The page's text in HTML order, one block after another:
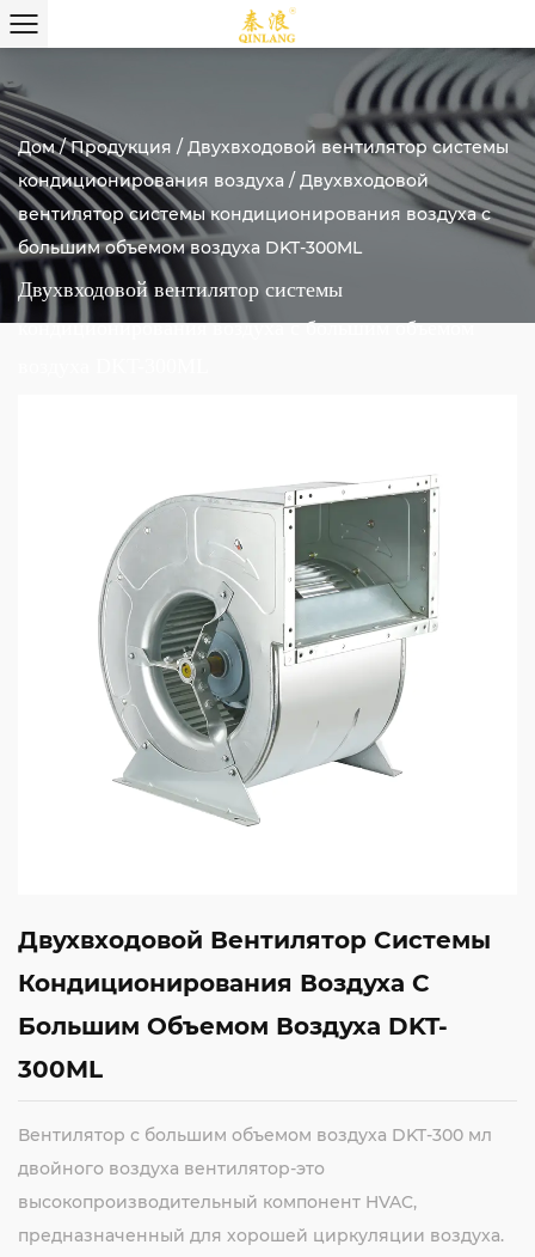
Дом/Продукция / Двухвходовой вентилятор системы
кондиционирования воздуха / Двухвходовой
вентилятор системы кондиционирования воздуха с
большим объемом воздуха DKT-300ML
Двухвходовой вентилятор системы
кондиционирования воздуха с большим объемом
Двухвходовой Вентилятор Системы
Кондиционирования Воздуха С
Большим Объемом Воздуха DKT-
300ML
Вентилятор с большим объемом воздуха DKT-300 мл
двойного воздуха вентилятор-это
высокопроизводительный компонент HVAC,
предназначенный для хорошей циркуляции воздуха.